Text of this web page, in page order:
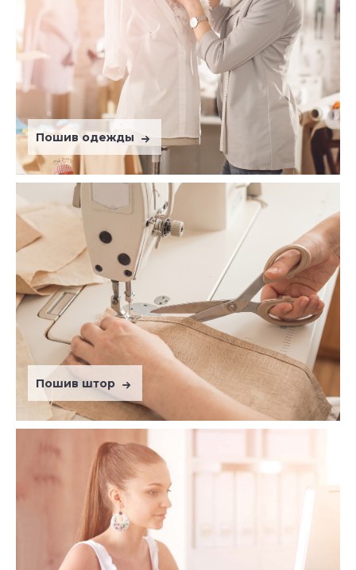
Пошив одежды
Пошив штор